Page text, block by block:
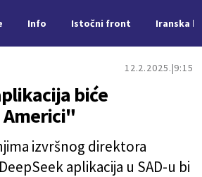
Info Istočni front Iranska
12.2.2025. 9:15
biće
Americi"
izvršnog direktora
aplikacija u SAD-u bi